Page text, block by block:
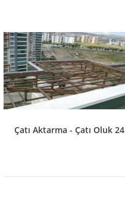
Çatı Aktarma - Çatı Oluk 24